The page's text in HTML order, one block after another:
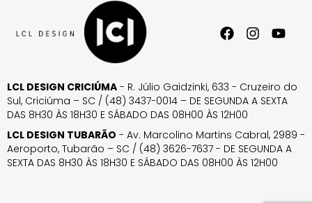
LCL DESIGN CRICIÚMA - R. Júlio Gaidzinki, 633 - Cruzeiro do
Sul, Criciúma – SC / (48) 3437-0014 – DE SEGUNDA A SEXTA
DAS 8H30 ÀS 18H30 E SÁBADO DAS 08H00 ÀS 12H00
LCL DESIGN TUBARÃO - Av. Marcolino Martins Cabral, 2989 -
Aeroporto, Tubarão – SC / (48) 3626-7637 - DE SEGUNDA A
SEXTA DAS 8H30 ÀS 18H30 E SÁBADO DAS 08H00 ÀS 12H00